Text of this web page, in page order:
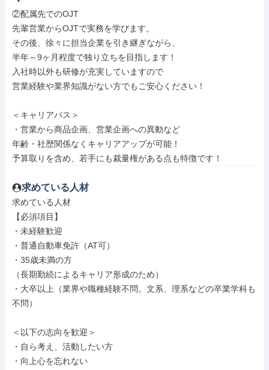
②配属先でのOJT
先輩営業からOJTで実務を学びます。
その後、徐々に担当企業を引き継ぎながら、
半年～9ヶ月程度で独り立ちを目指します！
入社時以外も研修が充実していますので
営業経験や業界知識がない方でもご安心ください！
＜キャリアパス＞
・営業から商品企画、営業企画への異動など
年齢・社歴関係なくキャリアアップが可能！
予算取りを含め、若手にも裁量権がある点も特徴です！
求めている人材
求めている人材
【必須項目】
・未経験歓迎
・普通自動車免許（AT可）
・35歳未満の方
（長期勤続によるキャリア形成のため）
・大卒以上（業界や職種経験不問。文系、理系などの卒業学科も
不問）
＜以下の志向を歓迎＞
・自ら考え、活動したい方
・向上心を忘れない